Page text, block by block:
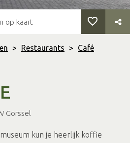
> Restaurants >
Café
Gorssel
op kaart
kun je heerlijk koffie